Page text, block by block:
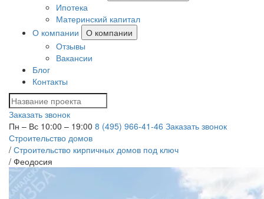
Ипотека
Материнский капитал
О компании
О компании
Отзывы
Вакансии
Блог
Контакты
Заказать звонок
Пн – Вс 10:00 – 19:00 8 (495) 966-41-46 Заказать звонок
Строительство домов
/ Строительство кирпичных домов под ключ
/ Феодосия